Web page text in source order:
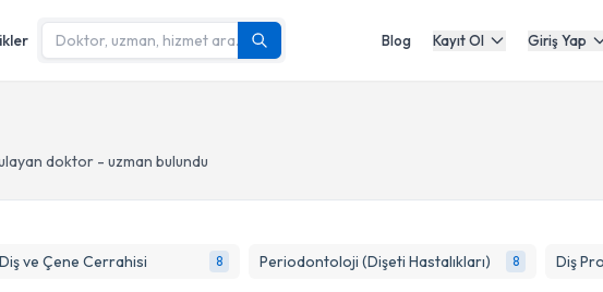
Blog Kayıt Ol Giriş Yap
doktor - uzman bulundu
Diş ve Çene Cerrahisi 8 Periodontoloji (Dişeti Hastalıkları) 8 Diş